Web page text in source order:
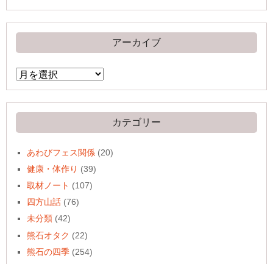
アーカイブ
ア
ー
イ
ブ
カテゴリー
あわびフェス関係 (20)
健康・体作り (39)
取材ノート (107)
四方山話 (76)
未分類 (42)
熊石オタク (22)
熊石の四季 (254)